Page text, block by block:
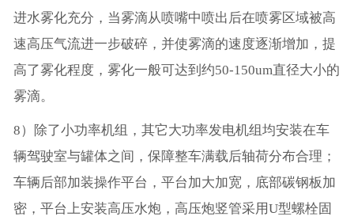
进水雾化充分，当雾滴从喷嘴中喷出后在喷雾区域被高
速高压气流进一步破碎，并使雾滴的速度逐渐增加，提
高了雾化程度，雾化一般可达到约50-150um直径大小的
雾滴。
8）除了小功率机组，其它大功率发电机组均安装在车
辆驾驶室与罐体之间，保障整车满载后轴荷分布合理；
车辆后部加装操作平台，平台加大加宽，底部碳钢板加
密，平台上安装高压水炮，高压炮竖管采用U型螺栓固